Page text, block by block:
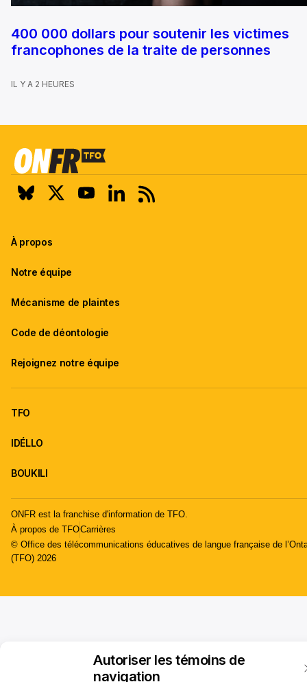
Autoriser les témoins de
navigation
400 000 dollars pour soutenir les victimes
francophones de la traite de personnes
IL Y A 2 HEURES
À propos
Notre équipe
Mécanisme de plaintes
Code de déontologie
Rejoignez notre équipe
TFO
IDÉLLO
BOUKILI
ONFR est la franchise d'information de TFO.
À propos de TFOCarrières
© Office des télécommunications éducatives de langue française de
(TFO) 2026